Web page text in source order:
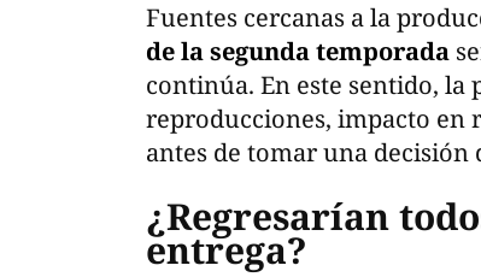
Fuentes cercanas a la
de la segunda temporada
continúa. En este sentido,
reproducciones, impacto en
antes de tomar una decisión
¿Regresarían
entrega?